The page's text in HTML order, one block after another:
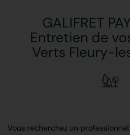
GALIFRET
Entretien de
Verts Fleury-
Vous recherchez un